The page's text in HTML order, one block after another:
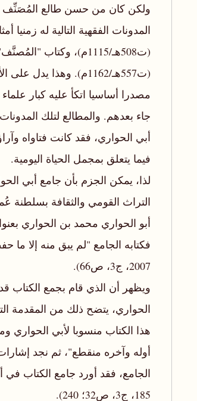
ولكن كان من حسن طالع المُصَنِّف
المدونات الفقهية التالية له
(ت508هـ/1115م)، وكتاب
(ت557هـ/1162م). وهذا
مصدرا أساسيا اتكأ عليه كبار
جاء بعدهم. والمطالع لتلك
أبي الحواري، فقد كانت فتاواه
فيما يتعلق بمجمل الحياة اليومية.
لذا، يمكن الجزم بأن جامع أبي
التراث القومي والثقافة بسلطنة
أبو الحواري محمد بن الحواري
فكتابه الجامع "لم يبق منه إلا
2007، ج3، ص66).
ويظهر أن الذي قام بجمع
الحواري، يتضح ذلك من المقدمة
هذا الكتاب منسوبا لأبي
أوله وآخره منقطع"، ثم نجد
الجامع، فقد أورد جامع الكتاب
185، ج3، ص32؛ 240).